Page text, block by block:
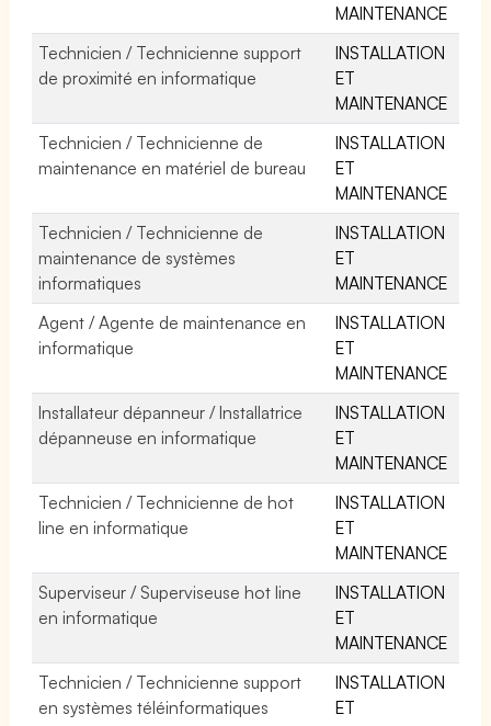
MAINTENANCE
Technicien / Technicienne support
de proximité en informatique
INSTALLATION
ET
MAINTENANCE
Technicien / Technicienne de
maintenance en matériel de bureau
INSTALLATION
ET
MAINTENANCE
Technicien / Technicienne de
maintenance de systèmes
informatiques
INSTALLATION
ET
MAINTENANCE
Agent / Agente de maintenance en
informatique
INSTALLATION
ET
MAINTENANCE
Installateur dépanneur / Installatrice
dépanneuse en informatique
INSTALLATION
ET
MAINTENANCE
Technicien / Technicienne de hot
line en informatique
INSTALLATION
ET
MAINTENANCE
Superviseur / Superviseuse hot line
en informatique
INSTALLATION
ET
MAINTENANCE
Technicien / Technicienne support
en systèmes téléinformatiques
INSTALLATION
ET